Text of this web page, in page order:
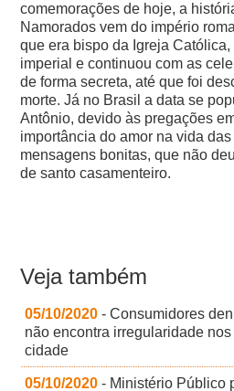
comemorações de hoje, a
Namorados vem do império
que era bispo da Igreja
imperial e continuou com as
de forma secreta, até que foi
morte. Já no Brasil a data se
Antônio, devido às pregações
importância do amor na vida
mensagens bonitas, que não
de santo casamenteiro.
Veja também
05/10/2020 - Consumidores
não encontra irregularidade
cidade
05/10/2020 - Ministério Público